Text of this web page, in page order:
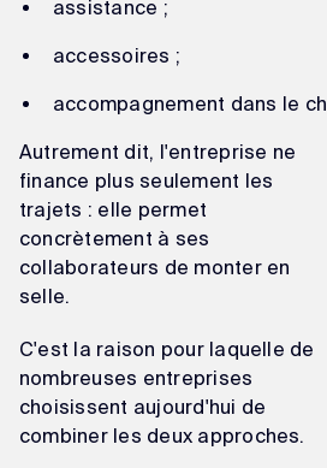
assistance ;
accessoires ;
accompagnement dans le
Autrement dit, l'entreprise ne
finance plus seulement les
trajets : elle permet
concrètement à ses
collaborateurs de monter en
selle.
C'est la raison pour laquelle de
nombreuses entreprises
choisissent aujourd'hui de
combiner les deux approches.